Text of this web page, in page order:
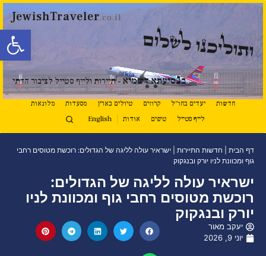
פתח
JewishTraveler.co.il
ותוליכנו לשלום
בנסיעתא דשמיא - תיירות ולייף סטייל לציבור הדתי
חדשות יעדים בחו"ל קרוזים טיולים בארץ מסעדות
מלונאות
לייף סטייל
טיפים אודות English
דף הבית חדשות התיירות
ישראיר עולה לליגה של הגדולים: רוכשת מטוסים רחבי
גוף ומכוונת לניו יורק ובנגקוק
ישראיר עולה לליגה של הגדולים:
רוכשת מטוסים רחבי גוף ומכוונת לניו
יורק ובנגקוק
יעקב מאור
יוני 9, 2026